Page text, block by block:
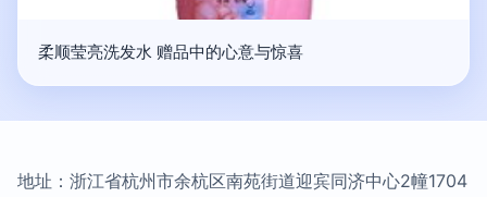
柔顺莹亮洗发水 赠品中的心意与惊喜
地址：浙江省杭州市余杭区南苑街道迎宾同济中心2幢1704